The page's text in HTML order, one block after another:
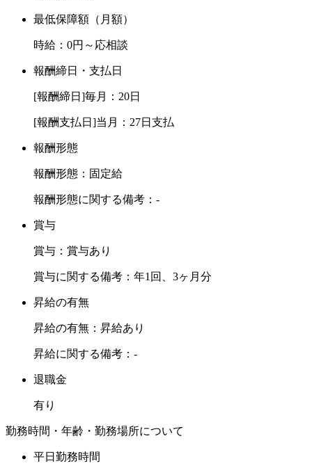
最低保障額（月額）
時給：0円～応相談
報酬締日・支払日
[報酬締日]毎月：20日
[報酬支払日]当月：27日支払
報酬形態
報酬形態：固定給
報酬形態に関する備考：-
賞与
賞与：賞与あり
賞与に関する備考：年1回、3ヶ月分
昇給の有無
昇給の有無：昇給あり
昇給に関する備考：-
退職金
有り
勤務時間・年齢・勤務場所について
平日勤務時間